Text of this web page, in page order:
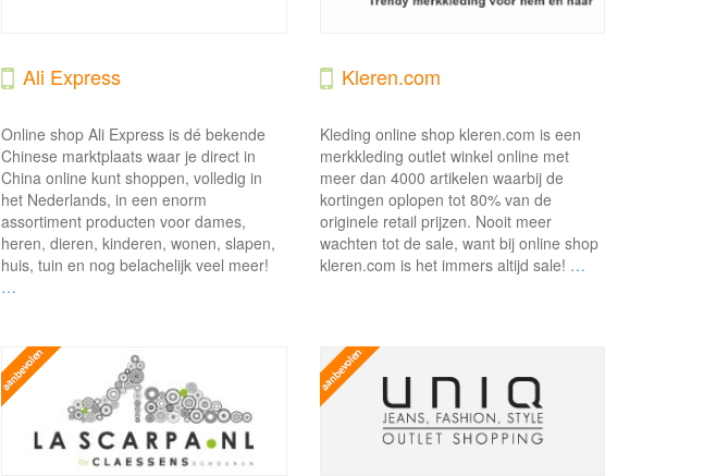
Ali Express
Online shop Ali Express is dé bekende
Chinese marktplaats waar je direct in
China online kunt shoppen, volledig in
het Nederlands, in een enorm
assortiment producten voor dames,
heren, dieren, kinderen, wonen, slapen,
huis, tuin en nog belachelijk veel meer!
…
Kleren.com
Kleding online shop kleren.com is een
merkkleding outlet winkel online met
meer dan 4000 artikelen waarbij de
kortingen oplopen tot 80% van de
originele retail prijzen. Nooit meer
wachten tot de sale, want bij online shop
kleren.com is het immers altijd sale! …